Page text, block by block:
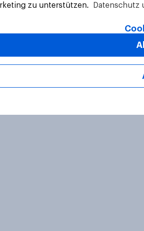
zu unterstützen.
Datenschutz